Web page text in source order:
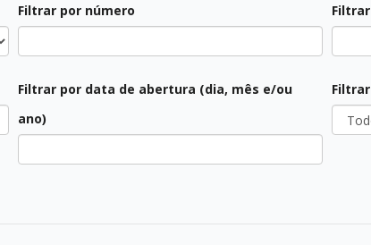
Filtrar por número
Filtrar por data de abertura (dia, mês e/ou
ano)
Todos